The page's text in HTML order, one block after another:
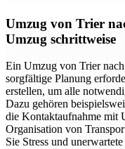
Umzug von Trier
Umzug schrittweise
Ein Umzug von Trier
sorgfältige Planung
erstellen, um alle
Dazu gehören
die Kontaktaufnahme mit
Organisation von
Sie Stress und